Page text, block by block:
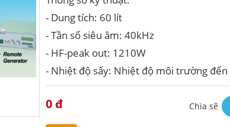
- Dung tích: 60 lít
- Tần số siêu âm: 40kHz
- HF-peak out: 1210W
- Nhiệt độ sấy: Nhiệt độ môi trường
0 đ Chia sẽ